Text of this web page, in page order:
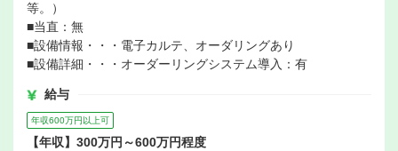
等。）
■当直：無
■設備情報・・・電子カルテ、オーダリングあり
■設備詳細・・・オーダーリングシステム導入：有
給与
年収600万円以上可
【年収】300万円～600万円程度